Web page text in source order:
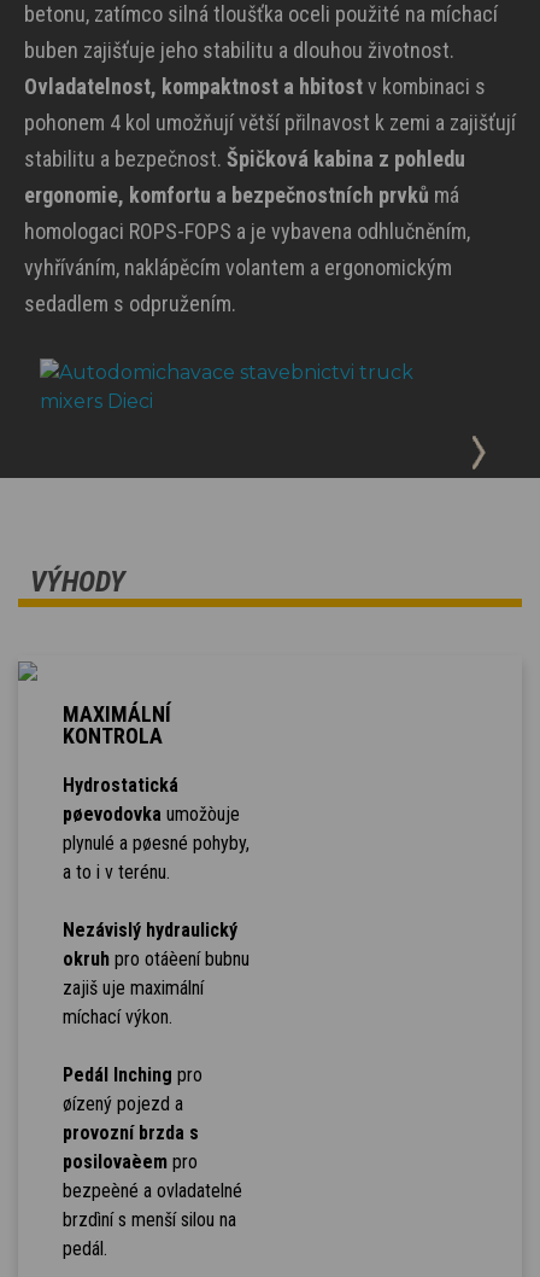
betonu, zatímco silná tloušťka oceli použité na míchací
buben zajišťuje jeho stabilitu a dlouhou životnost.
Ovladatelnost, kompaktnost a hbitostv kombinaci s
pohonem 4 kol umožňují větší přilnavost k zemi a zajišťují
stabilitu a bezpečnost. Špičková kabina z pohledu
ergonomie, komfortu a bezpečnostních prvků má
homologaci ROPS-FOPS a je vybavena odhlučněním,
vyhříváním, naklápěcím volantem a ergonomickým
sedadlem s odpružením.
VÝHODY
MAXIMÁLNÍ
KONTROLA
Hydrostatická
pøevodovka umožòuje
plynulé a pøesné pohyby,
a to i v terénu.
Nezávislý hydraulický
okruhpro otáèení bubnu
zajiš uje maximální
míchací výkon.
Pedál Inching pro
øízený pojezd a
provozní brzda s
posilovaèempro
bezpeèné a ovladatelné
brzdìní s menší silou na
pedál.